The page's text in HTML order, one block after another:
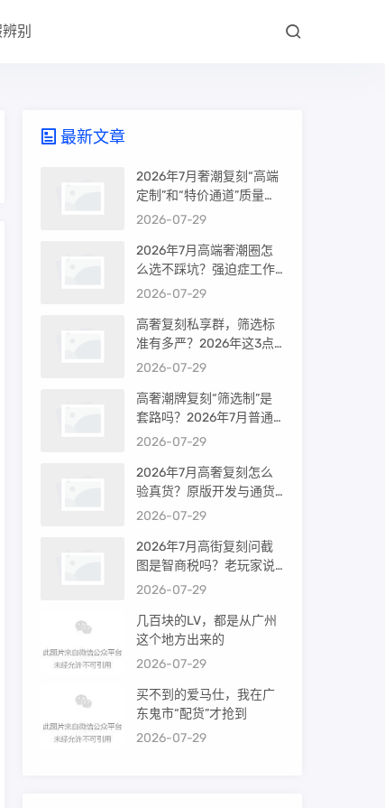
别
最新文章
2026年7月奢潮复刻“高端
定制”和“特价通道”质量差
很多吗？内行人说出真相
2026-07-29
2026年7月高端奢潮圈怎
么选不踩坑？强迫症工作
室的筛选机制是真相还是
2026-07-29
高奢复刻私享群，筛选标
准有多严？2026年这3点
才是真相
2026-07-29
高奢潮牌复刻“筛选制”是
套路吗？2026年7月普通
买家能进高端群吗？
2026-07-29
2026年7月高奢复刻怎么
验真货？原版开发与通货
差距到底多大
2026-07-29
2026年7月高街复刻问截
图是智商税吗？老玩家说
出真相
2026-07-29
几百块的LV，都是从广州
这个地方出来的
2026-07-29
买不到的爱马仕，我在广
东鬼市“配货”才抢到
2026-07-29